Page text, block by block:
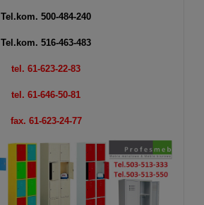
Tel.kom. 500-484-240
Tel.kom. 516-463-483
tel. 61-623-22-83
tel. 61-646-50-81
fax. 61-623-24-77